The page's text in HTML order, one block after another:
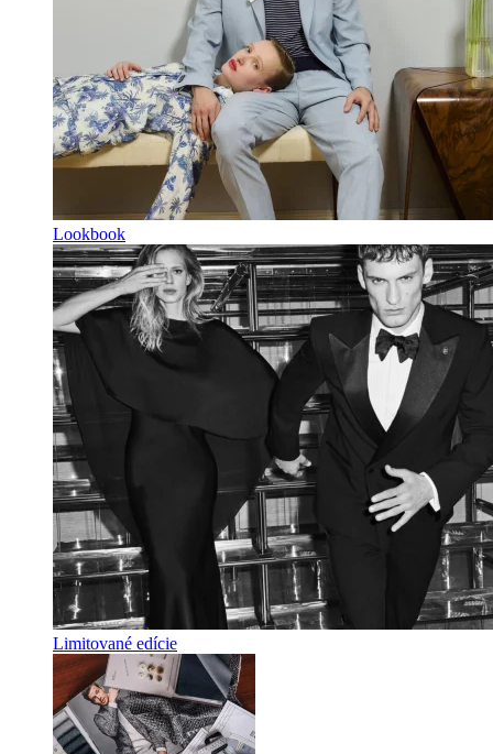
Lookbook
Limitované edície